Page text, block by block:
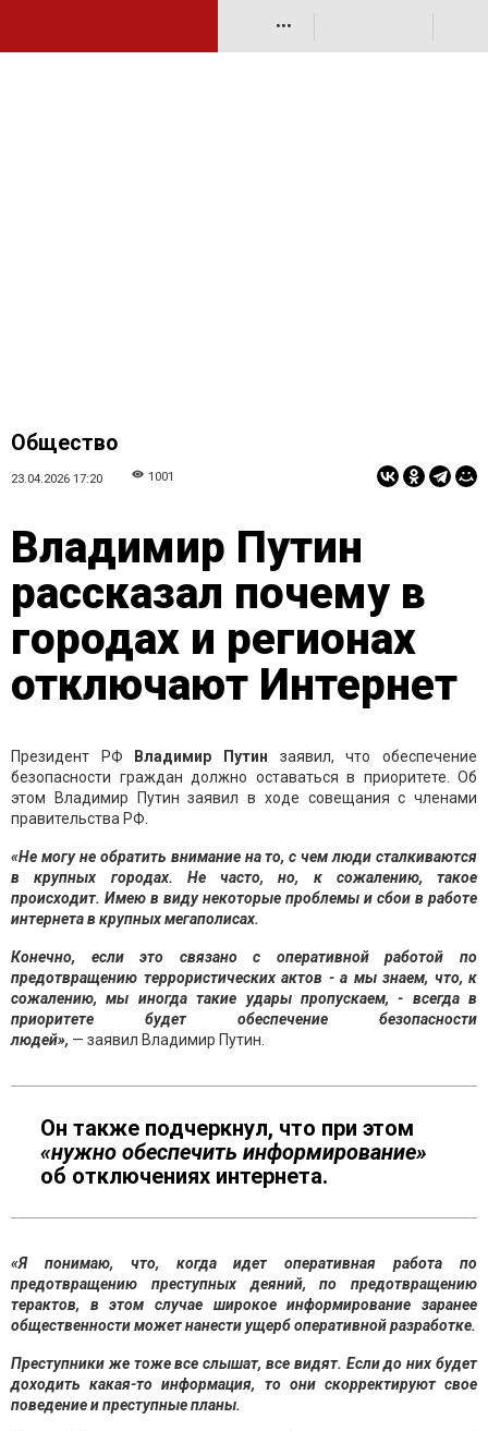
•••
Общество
23.04.2026 17:20 1001
Владимир Путин
рассказал почему в
городах и регионах
отключают Интернет
Президент РФ Владимир Путин заявил, что обеспечение
безопасности граждан должно оставаться в приоритете. Об
этом Владимир Путин заявил в ходе совещания с членами
правительства РФ.
«Не могу не обратить внимание на то, с чем люди сталкиваются
в крупных городах. Не часто, но, к сожалению, такое
происходит. Имею в виду некоторые проблемы и сбои в работе
интернета в крупных мегаполисах.
Конечно, если это связано с оперативной работой по
предотвращению террористических актов - а мы знаем, что, к
сожалению, мы иногда такие удары пропускаем, - всегда в
приоритете будет обеспечение безопасности
людей», — заявил Владимир Путин.
Он также подчеркнул, что при этом
«нужно обеспечить информирование»
об отключениях интернета.
«Я понимаю, что, когда идет оперативная работа по
предотвращению преступных деяний, по предотвращению
терактов, в этом случае широкое информирование заранее
общественности может нанести ущерб оперативной разработке.
Преступники же тоже все слышат, все видят. Если до них будет
доходить какая-то информация, то они скорректируют свое
поведение и преступные планы.